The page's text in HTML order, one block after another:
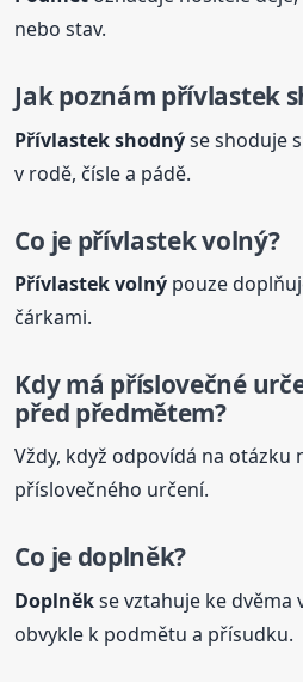
nebo stav.
Jak poznám přívlastek
Přívlastek shodnýse shoduje
v rodě, čísle a pádě.
Co je přívlastek volný?
Přívlastek volný pouze
čárkami.
Kdy má příslovečné
před předmětem?
Vždy, když odpovídá na otázku
příslovečného určení.
Co je doplněk?
Doplněkse vztahuje ke dvěma
obvykle k podmětu a přísudku.